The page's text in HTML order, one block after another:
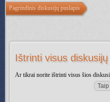
Pagrindinis diskusijų puslapis
Ištrinti visus
Ar tikrai norite ištrinti visus šios